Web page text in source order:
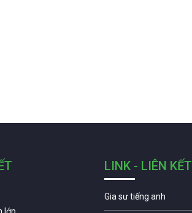
LINK - LIÊN KẾT
Gia sư tiếng anh